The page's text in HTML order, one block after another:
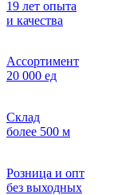
19 лет опыта
и качества
Ассортимент
20 000 ед
Склад
более 500 м
Розница и опт
без выходных